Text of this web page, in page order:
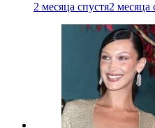
2 месяца спустя2 месяца